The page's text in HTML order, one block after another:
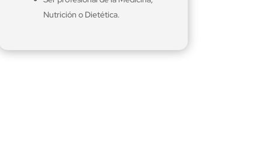
Nutrición o Dietética.